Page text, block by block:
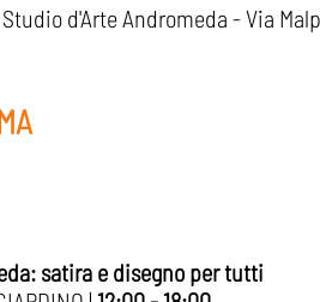
Studio d'Arte Andromeda - Via
satira e disegno per tutti